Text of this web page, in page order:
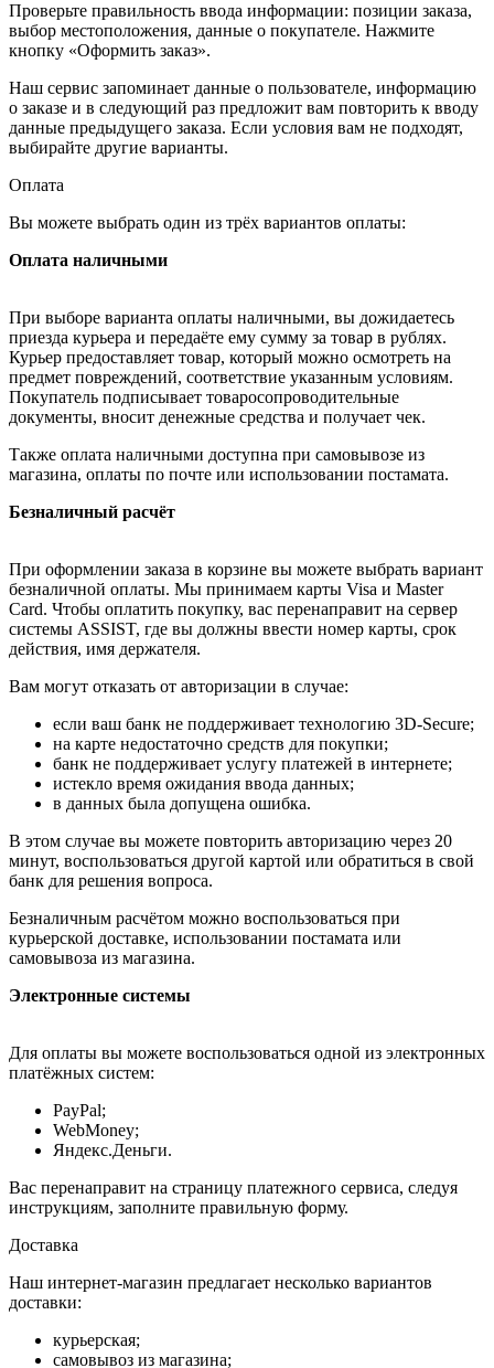
Проверьте правильность ввода информации: позиции заказа,
выбор местоположения, данные о покупателе. Нажмите
кнопку «Оформить заказ».
Наш сервис запоминает данные о пользователе, информацию
о заказе и в следующий раз предложит вам повторить к вводу
данные предыдущего заказа. Если условия вам не подходят,
выбирайте другие варианты.
Оплата
Вы можете выбрать один из трёх вариантов оплаты:
Оплата наличными
При выборе варианта оплаты наличными, вы дожидаетесь
приезда курьера и передаёте ему сумму за товар в рублях.
Курьер предоставляет товар, который можно осмотреть на
предмет повреждений, соответствие указанным условиям.
Покупатель подписывает товаросопроводительные
документы, вносит денежные средства и получает чек.
Также оплата наличными доступна при самовывозе из
магазина, оплаты по почте или использовании постамата.
Безналичный расчёт
При оформлении заказа в корзине вы можете выбрать вариант
безналичной оплаты. Мы принимаем карты Visa и Master
Card. Чтобы оплатить покупку, вас перенаправит на сервер
системы ASSIST, где вы должны ввести номер карты, срок
действия, имя держателя.
Вам могут отказать от авторизации в случае:
если ваш банк не поддерживает технологию 3D-Secure;
на карте недостаточно средств для покупки;
банк не поддерживает услугу платежей в интернете;
истекло время ожидания ввода данных;
в данных была допущена ошибка.
В этом случае вы можете повторить авторизацию через 20
минут, воспользоваться другой картой или обратиться в свой
банк для решения вопроса.
Безналичным расчётом можно воспользоваться при
курьерской доставке, использовании постамата или
самовывоза из магазина.
Электронные системы
Для оплаты вы можете воспользоваться одной из электронных
платёжных систем:
PayPal;
WebMoney;
Яндекс.Деньги.
Вас перенаправит на страницу платежного сервиса, следуя
инструкциям, заполните правильную форму.
Доставка
Наш интернет-магазин предлагает несколько вариантов
доставки:
курьерская;
самовывоз из магазина;